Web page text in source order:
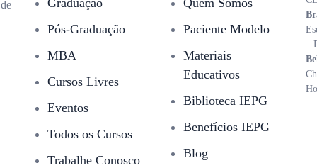
Graduação
Pós-Graduação
MBA
Cursos Livres
Eventos
Todos os Cursos
Trabalhe Conosco
Quem Somos
Paciente Modelo
Materiais
Educativos
Biblioteca IEPG
Benefícios IEPG
Blog
–